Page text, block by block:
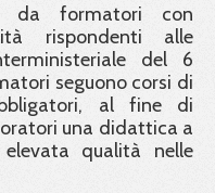
da formatori con
rispondenti alle
del 6
seguono corsi di
al fine di
una didattica a
qualità nelle